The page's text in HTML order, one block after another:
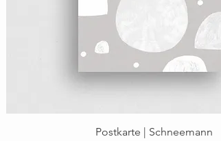
Schnellansicht
Postkarte | Schneemann